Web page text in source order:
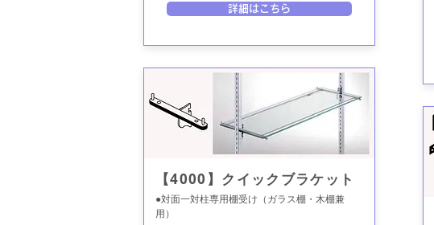
詳細はこちら
【4000】クイックブラケット
●対面一対柱専用棚受け（ガラス棚・木棚兼
用）